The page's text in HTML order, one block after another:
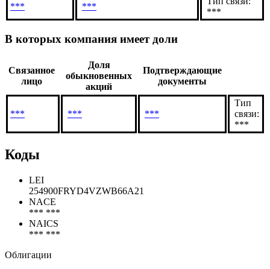
*** ***
***
В которых компания имеет доли
Связанное
лицо
Доля
обыкновенных
акций
Подтверждающие
документы
*** *** ***
Тип
связи:
***
Коды
LEI
254900FRYD4VZWB66A21
NACE
*** ***
NAICS
*** ***
Облигации